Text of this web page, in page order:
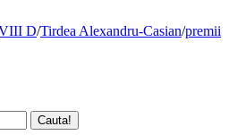
D/Tirdea Alexandru-Casian/premii